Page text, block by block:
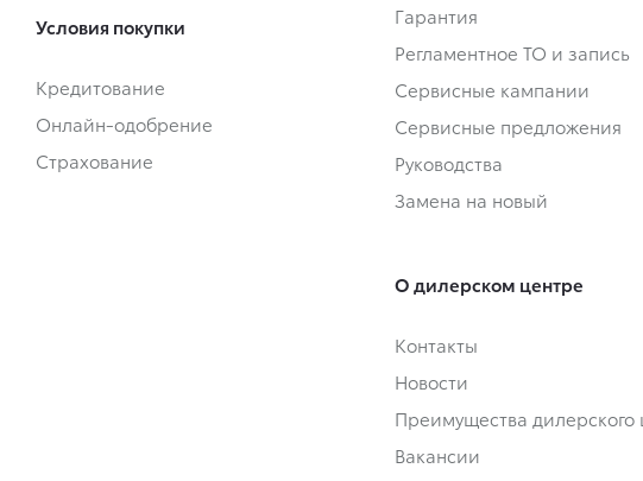
Условия покупки
Кредитование
Онлайн-одобрение
Страхование
Гарантия
Регламентное ТО и запись
Сервисные кампании
Сервисные предложения
Руководства
Замена на новый
О дилерском центре
Контакты
Новости
Преимущества дилерского
Вакансии